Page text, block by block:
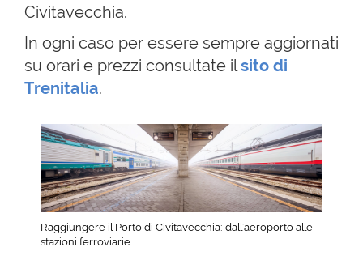
Civitavecchia.
In ogni caso per essere sempre aggiornati
su orari e prezzi consultate ilsito di
Trenitalia.
Raggiungere il Porto di Civitavecchia: dall'aeroporto alle
stazioni ferroviarie